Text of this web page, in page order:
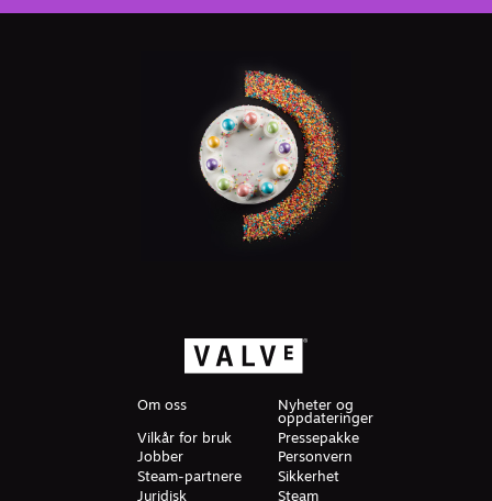
Om oss Nyheter og
oppdateringer
Vilkår for bruk
Pressepakke
Jobber
Personvern
Steam-partnere
Sikkerhet
Juridisk
Steam